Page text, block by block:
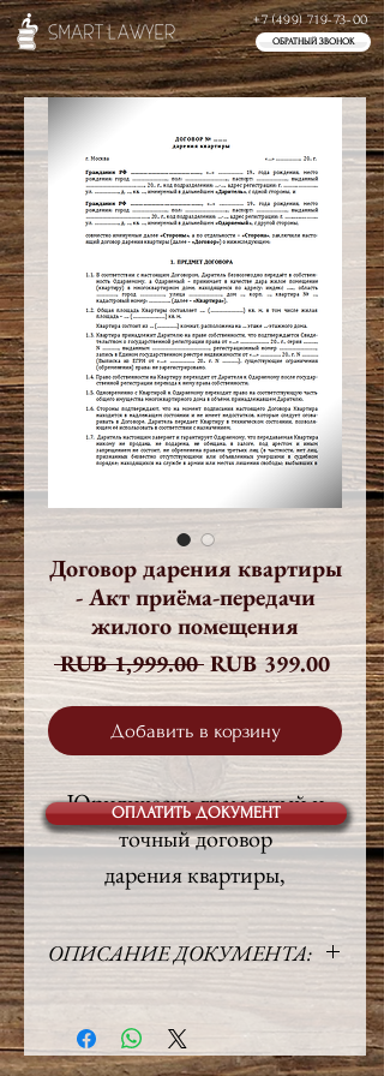
+7 (499) 719-73-00
ОБРАТНЫЙ ЗВОНОК
Договор дарения квартиры
- Акт приёма-передачи
жилого помещения
RUB 1,999.00 Обычная
цена
RUB 399.00
Добавить в корзину
Юридически грамотный и
точный договор
дарения квартиры,
профессиональными
В качестве бонуса, договор
ОПИСАНИЕ ДОКУМЕНТА:
Объём: 6 стр.
Право:Российское
ОПЛАТИТЬ ДОКУМЕНТ